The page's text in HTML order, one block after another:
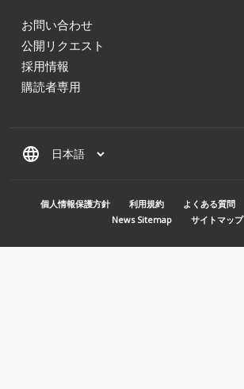
お問い合わせ
公開リクエスト
採用情報
購読者専用
language
MENU PIED DE PAGE
個人情報保護方針 利用規約 よくある質問
News Sitemap
サイトマップ